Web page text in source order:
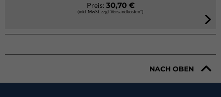
Preis: 30,70 €
(inkl. MwSt. zzgl. Versandkosten*)
NACH OBEN